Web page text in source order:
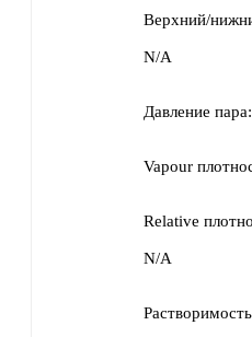
Верхний/
N/A
Давление пара:
Vapour
Relative
N/A